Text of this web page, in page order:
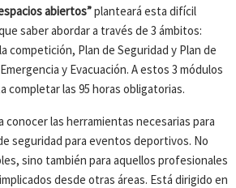
abiertos”planteará esta difícil
saber abordar a través de 3 ámbitos:
competición, Plan de Seguridad y Plan de
y Evacuación. A estos 3 módulos
completar las 95 horas obligatorias.
conocer las herramientas necesarias para
seguridad para eventos deportivos. No
sino también para aquellos profesionales
desde otras áreas. Está dirigido en